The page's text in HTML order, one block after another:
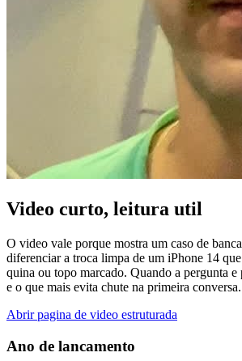
Video curto, leitura util
O video vale porque mostra um caso de
diferenciar a troca limpa de um iPhone 14
quina ou topo marcado. Quando a pergunta e
e o que mais evita chute na primeira conversa.
Abrir pagina de video estruturada
Ano de lancamento